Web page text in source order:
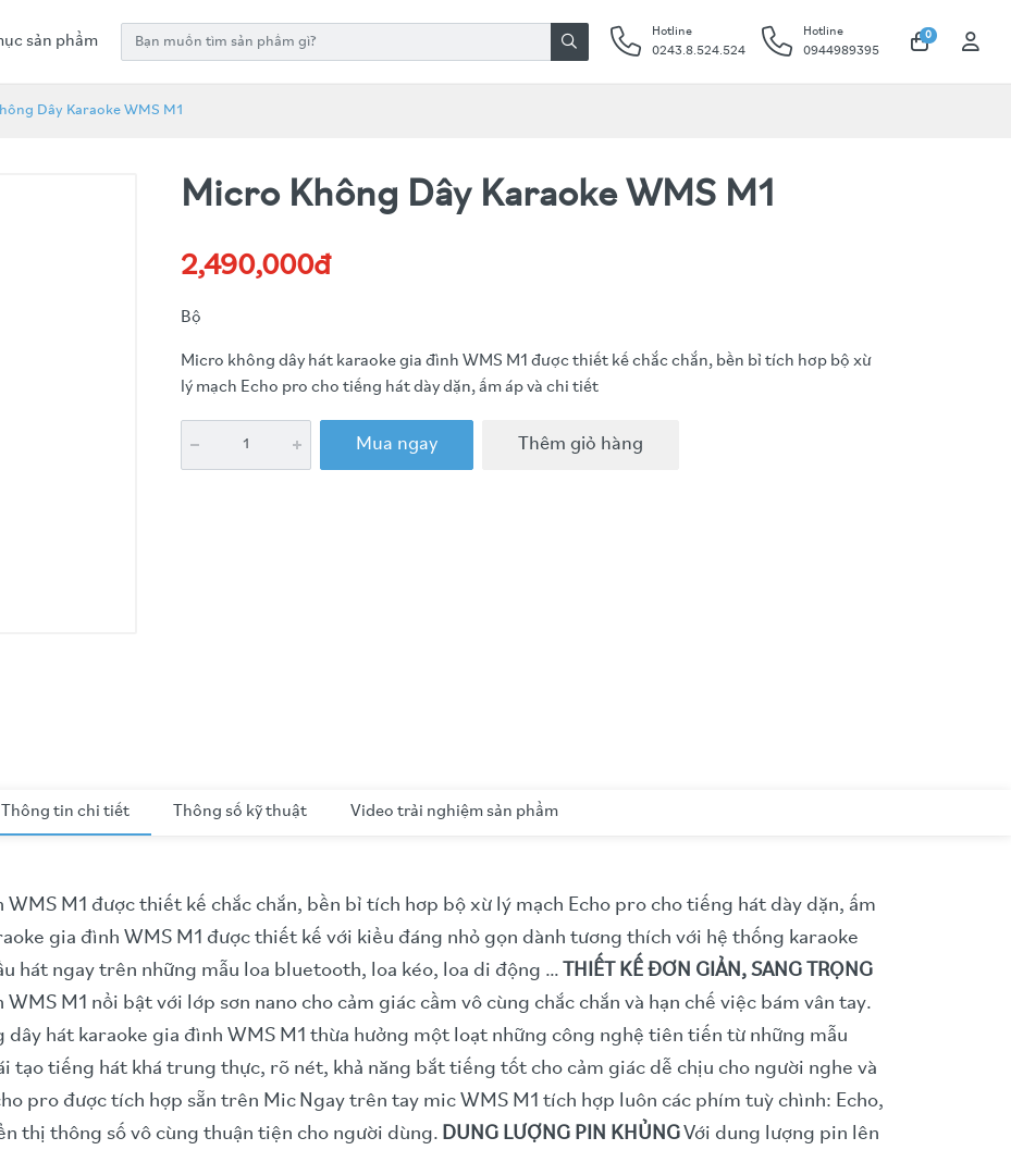
sản phẩm
Hotline
0243.8.524.524
Hotline
0944989395
0
Dây Karaoke WMS M1
Micro Không Dây Karaoke WMS M1
2,490,000đ
Bộ
Micro không dây hát karaoke gia đình WMS M1 được thiết kế chắc chắn, bền bỉ tích hơp bộ xừ
lý mạch Echo pro cho tiếng hát dày dặn, ấm áp và chi tiết
Mua ngay Thêm giỏ hàng
Thông tin chi tiết Thông số kỹ thuật Video trải nghiệm sản phẩm
M1 được thiết kế chắc chắn, bền bỉ tích hơp bộ xừ lý mạch Echo pro cho tiếng hát dày dặn, ấm
gia đình WMS M1 được thiết kế với kiểu đáng nhỏ gọn dành tương thích với hệ thống karaoke
hát ngay trên những mẫu loa bluetooth, loa kéo, loa di động …
THIẾT KẾ ĐƠN GIẢN, SANG TRỌNG
M1 nổi bật với lớp sơn nano cho cảm giác cầm vô cùng chắc chắn và hạn chế việc bám vân tay.
dây hát karaoke gia đình WMS M1 thừa hưởng một loạt những công nghệ tiên tiến từ những mẫu
tạo tiếng hát khá trung thực, rõ nét, khả năng bắt tiếng tốt cho cảm giác dễ chịu cho người nghe và
pro được tích hợp sẵn trên Mic Ngay trên tay mic WMS M1 tích hợp luôn các phím tuỳ chình: Echo,
thị thông số vô cùng thuận tiện cho người dùng. DUNG LƯỢNG PIN KHỦNGVới dung lượng pin lên